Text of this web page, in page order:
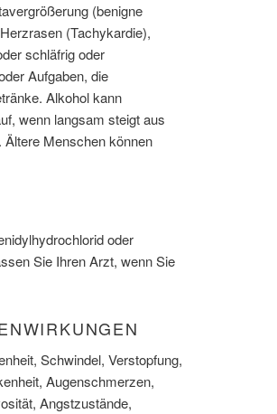
(benigne
(Tachykardie),
schläfrig oder
Aufgaben, die
Alkohol kann
wenn langsam steigt aus
Ältere Menschen können
oder
Sie Ihren Arzt, wenn Sie
Schwindel, Verstopfung,
Augenschmerzen,
Angstzustände,